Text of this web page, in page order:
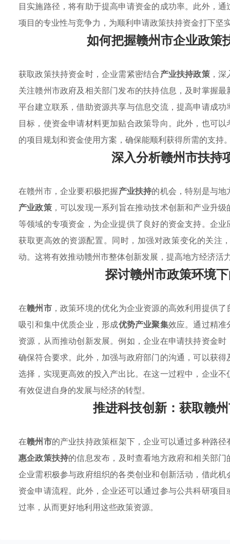
目实施路径，将有助于提高申请资金的成功率。此外，
项目的专业性与竞争力，为顺利申请政策扶持资金打下坚
如何把握赣州市企业政策
获取政策扶持资金时，企业需紧密结合产业扶持政策，深
关注赣州市政府及相关部门发布的扶持信息，及时掌握
平台建立联系，借助资源共享与信息交流，提高申请成
目标，使资金申请材料更加贴合政策导向。此外，也可
的项目规划和资金使用方案，确保能顺利获得所需的支持
深入分析赣州市扶持
在赣州市，企业要积极把握产业扶持的机会，特别是与地
产业政策，可以发现一系列旨在推动技术创新和产业升
等领域的专项资金，为企业提供了良好的资金支持。企
获取更高效的资源配置。同时，加强对政策变化的关注
动。这将有效推动赣州市整体创新发展，提高地方经济活
探讨赣州市政策环境
在赣州市，政策环境的优化为企业资源的高效利用提供
吸引和集中优质企业，形成优势产业聚集效应。通过精准
资源，从而推动创新发展。例如，企业在申请扶持资金
确保符合要求。此外，加强与政府部门的沟通，可以获
选择，实现更高效的投入产出比。在这一过程中，企业
有效促进自身的发展与经济的转型。
推进科技创新：获取赣
在赣州市的产业扶持政策框架下，企业可以通过多种路
惠企政策扶持的信息发布，及时查看地方政府和相关部
企业需积极参与政府组织的各类创业和创新活动，借此
资金申请流程。此外，企业还可以通过参与公共科研项
过率，从而更好地利用这些政策资源。